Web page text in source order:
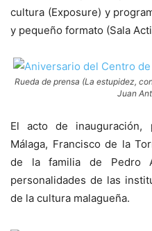
cultura (Exposure) y
y pequeño formato (Sala
Rueda de prensa (La estupidez,
Juan
El acto de
Málaga, Francisco de la
de la familia de Pedro
personalidades de las
de la cultura malagueña.